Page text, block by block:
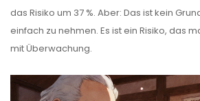
das Risiko um 37 %. Aber: Das ist kein
einfach zu nehmen. Es ist ein Risiko, das
mit Überwachung.